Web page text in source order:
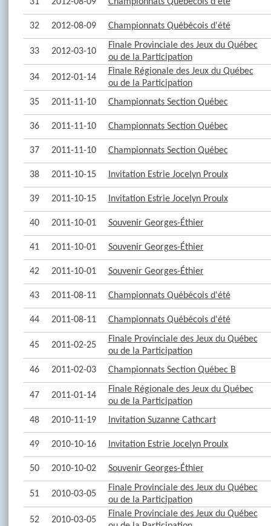
31 2012-08-09 Championnats Québécois d'été
32 2012-08-09 Championnats Québécois d'été
33 2012-03-10
Finale Provinciale des Jeux du Québec
ou de la Participation
34 2012-01-14
Finale Régionale des Jeux du Québec
ou de la Participation
35
2011-11-10 Championnats Section Québec
36 2011-11-10 Championnats Section Québec
37 2011-11-10 Championnats Section Québec
38 2011-10-15 Invitation Estrie Jocelyn Proulx
39 2011-10-15 Invitation Estrie Jocelyn Proulx
40 2011-10-01 Souvenir Georges-Éthier
41 2011-10-01 Souvenir Georges-Éthier
42 2011-10-01 Souvenir Georges-Éthier
43 2011-08-11 Championnats Québécois d'été
44 2011-08-11 Championnats Québécois d'été
45 2011-02-25
Finale Provinciale des Jeux du Québec
ou de la Participation
46
2011-02-03 Championnats Section Québec B
47 2011-01-14
Finale Régionale des Jeux du Québec
ou de la Participation
48
2010-11-19 Invitation Suzanne Cathcart
49 2010-10-16 Invitation Estrie Jocelyn Proulx
50 2010-10-02 Souvenir Georges-Éthier
51 2010-03-05
Finale Provinciale des Jeux du Québec
ou de la Participation
52 2010-03-05
Finale Provinciale des Jeux du Québec